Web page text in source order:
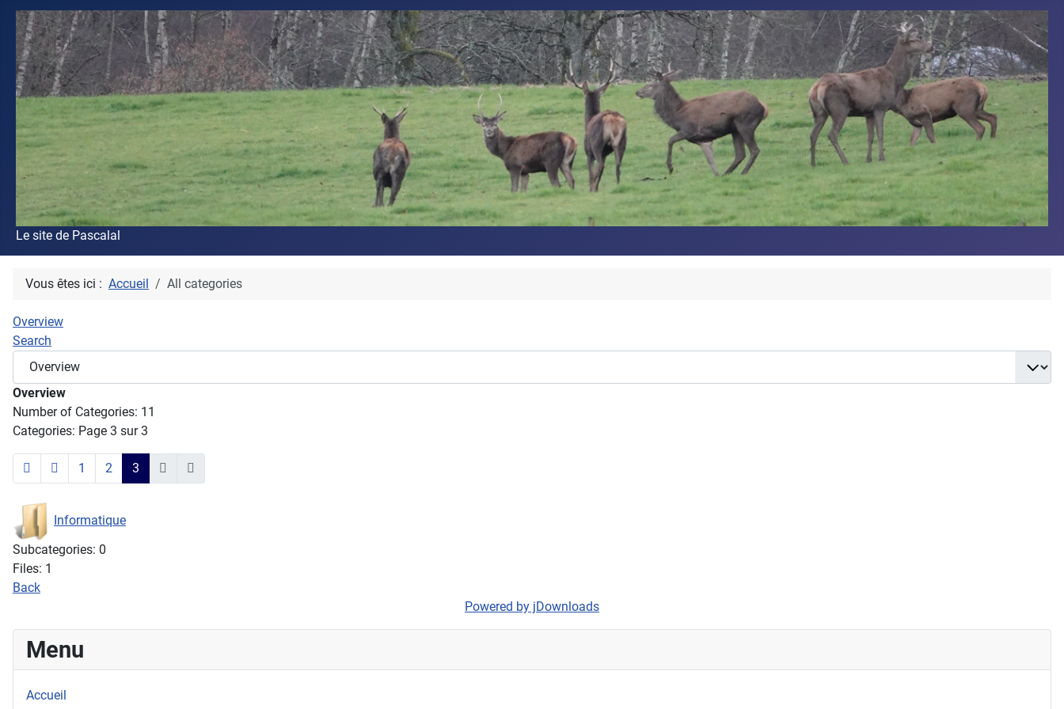
Le site de Pascalal
Vous êtes ici : Accueil All categories
Overview
Search
Overview
Number of Categories: 11
Categories: Page 3 sur 3
1 2 3
Informatique
Subcategories: 0
Files: 1
Back
Powered by jDownloads
Menu
Accueil